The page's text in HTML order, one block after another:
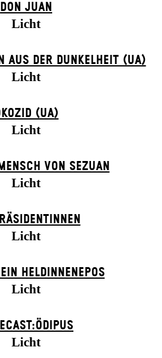
DON JUAN
Licht
AUS DER DUNKELHEIT (UA)
Licht
(UA)
Licht
VON SEZUAN
Licht
Licht
HELDINNENEPOS
Licht
Licht